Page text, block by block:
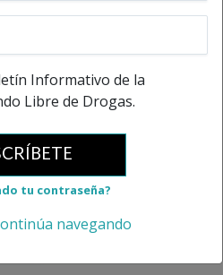
Informativo de la
Libre de Drogas.
tu contraseña?
navegando